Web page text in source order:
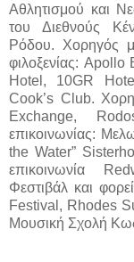
Αθλητισμού και
του Διεθνούς
Ρόδου. Χορηγός
φιλοξενίας:
Hotel, 10GR
Cook’s Club.
Exchange,
επικοινωνίας:
the Water”
επικοινωνία
Φεστιβάλ και
Festival, Rhodes
Μουσική Σχολή